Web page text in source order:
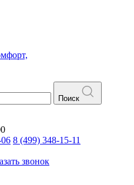
Поиск
8 (499) 348-15-11
звонок